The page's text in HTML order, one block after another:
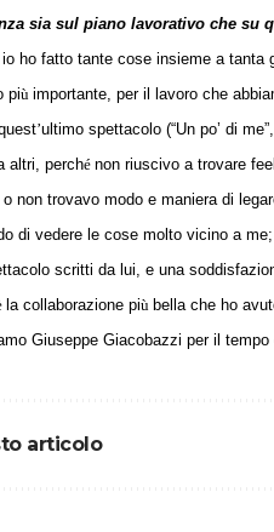
sia sul piano lavorativo che su
io ho fatto tante cose insieme a tanta
più importante, per il lavoro che
’ultimo spettacolo (“Un po’ di me”
altri, perché non riuscivo a trovare
non trovavo modo e maniera di
di vedere le cose molto vicino a me;
scritti da lui, e una
la collaborazione più bella che ho
Giuseppe Giacobazzi per il
articolo